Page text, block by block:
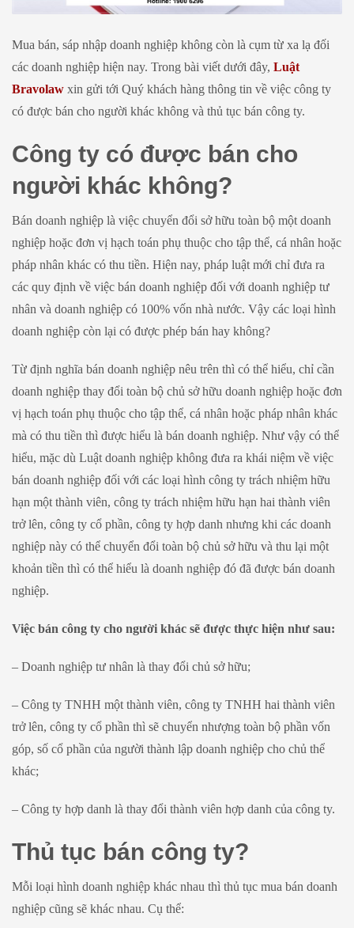
Mua bán, sáp nhập doanh nghiệp không còn là cụm từ xa lạ đối
các doanh nghiệp hiện nay. Trong bài viết dưới đây, Luật
Bravolaw xin gửi tới Quý khách hàng thông tin về việc công ty
có được bán cho người khác không và thủ tục bán công ty.
Công ty có được bán cho
người khác không?
Bán doanh nghiệp là việc chuyển đổi sở hữu toàn bộ một doanh
nghiệp hoặc đơn vị hạch toán phụ thuộc cho tập thể, cá nhân hoặc
pháp nhân khác có thu tiền. Hiện nay, pháp luật mới chỉ đưa ra
các quy định về việc bán doanh nghiệp đối với doanh nghiệp tư
nhân và doanh nghiệp có 100% vốn nhà nước. Vậy các loại hình
doanh nghiệp còn lại có được phép bán hay không?
Từ định nghĩa bán doanh nghiệp nêu trên thì có thể hiểu, chỉ cần
doanh nghiệp thay đổi toàn bộ chủ sở hữu doanh nghiệp hoặc đơn
vị hạch toán phụ thuộc cho tập thể, cá nhân hoặc pháp nhân khác
mà có thu tiền thì được hiểu là bán doanh nghiệp. Như vậy có thể
hiểu, mặc dù Luật doanh nghiệp không đưa ra khái niệm về việc
bán doanh nghiệp đối với các loại hình công ty trách nhiệm hữu
hạn một thành viên, công ty trách nhiệm hữu hạn hai thành viên
trở lên, công ty cổ phần, công ty hợp danh nhưng khi các doanh
nghiệp này có thể chuyển đổi toàn bộ chủ sở hữu và thu lại một
khoản tiền thì có thể hiểu là doanh nghiệp đó đã được bán doanh
nghiệp.
Việc bán công ty cho người khác sẽ được thực hiện như sau:
– Doanh nghiệp tư nhân là thay đổi chủ sở hữu;
– Công ty TNHH một thành viên, công ty TNHH hai thành viên
trở lên, công ty cổ phần thì sẽ chuyển nhượng toàn bộ phần vốn
góp, số cổ phần của người thành lập doanh nghiệp cho chủ thể
khác;
– Công ty hợp danh là thay đổi thành viên hợp danh của công ty.
Thủ tục bán công ty?
Mỗi loại hình doanh nghiệp khác nhau thì thủ tục mua bán doanh
nghiệp cũng sẽ khác nhau. Cụ thể: